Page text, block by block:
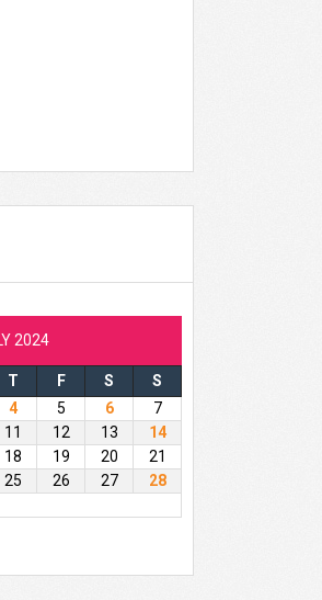
2024
T F S
S
4 5 6
7
11 12 13
14
18 19 20
21
25 26 27
28